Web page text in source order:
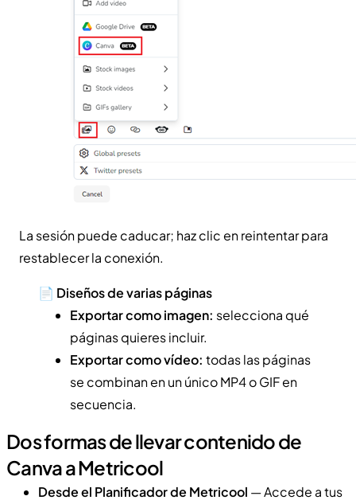
La sesión puede caducar; haz clic en reintentar para
restablecer la conexión.
📄 Diseños de varias páginas
Exportar como imagen: selecciona qué
páginas quieres incluir.
Exportar como vídeo: todas las páginas
se combinan en un único MP4 o GIF en
secuencia.
Dos formas de llevar contenido de
Canva a Metricool
Desde el Planificador de Metricool — Accede a tus